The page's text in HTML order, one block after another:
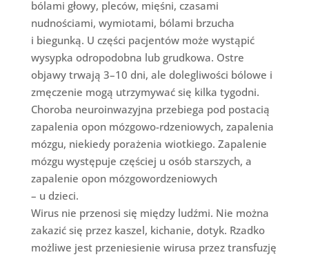
bólami głowy, pleców, mięśni, czasami
nudnościami, wymiotami, bólami brzucha
i biegunką. U części pacjentów może wystąpić
wysypka odropodobna lub grudkowa. Ostre
objawy trwają 3–10 dni, ale dolegliwości bólowe i
zmęczenie mogą utrzymywać się kilka tygodni.
Choroba neuroinwazyjna przebiega pod postacią
zapalenia opon mózgowo-rdzeniowych, zapalenia
mózgu, niekiedy porażenia wiotkiego. Zapalenie
mózgu występuje częściej u osób starszych, a
zapalenie opon mózgowordzeniowych
– u dzieci.
Wirus nie przenosi się między ludźmi. Nie można
zakazić się przez kaszel, kichanie, dotyk. Rzadko
możliwe jest przeniesienie wirusa przez transfuzję